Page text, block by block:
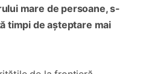
mare de persoane, s-
timpi de așteptare mai